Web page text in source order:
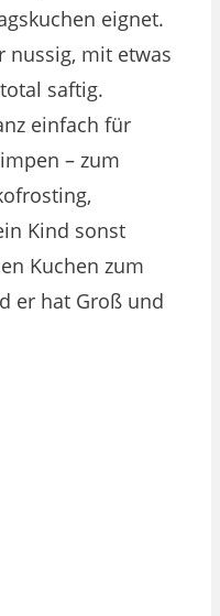
eignet.
nussig, mit etwas
saftig.
einfach für
– zum
Kind sonst
Kuchen zum
er hat Groß und